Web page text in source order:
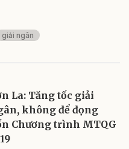
giải ngân
La: Tăng tốc giải
không để đọng
Chương trình MTQG